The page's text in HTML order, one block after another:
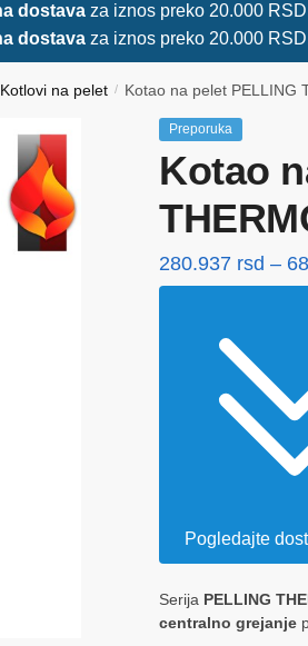
dostava za iznos preko 20.000
dostava za iznos preko 20.000
Kotlovi na pelet / Kotao na pelet PELLING
Preporuka
Kotao
280.937 rsd –
Pogledajte
Serija PELLING
centralno grejanje